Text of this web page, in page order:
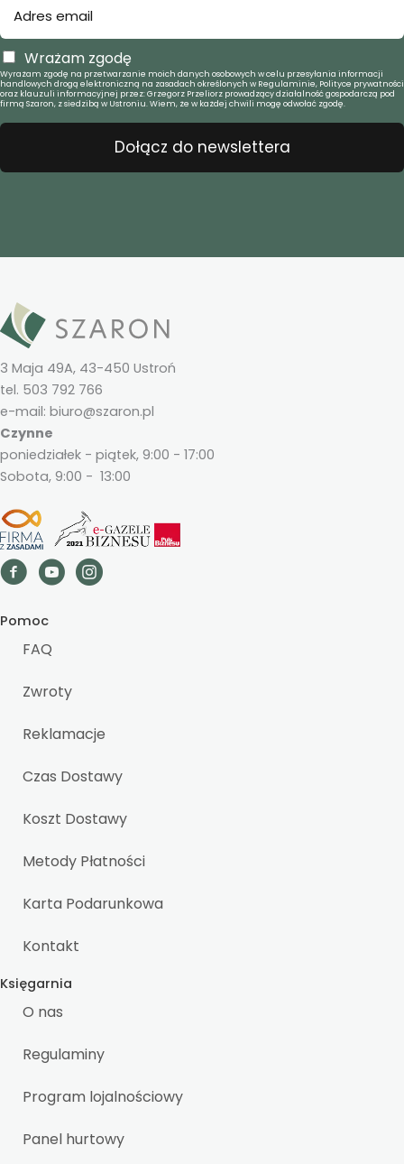
Wrażam zgodę
Wyrażam zgodę na przetwarzanie moich danych osobowych w celu przesyłania informacji
handlowych drogą elektroniczną na zasadach określonych w Regulaminie, Polityce prywatności
oraz klauzuli informacyjnej przez: Grzegorz Przeliorz prowadzący działalność gospodarczą pod
firmą Szaron, z siedzibą w Ustroniu. Wiem, że w każdej chwili mogę odwołać zgodę.
Dołącz do newslettera
3 Maja 49A, 43-450 Ustroń
tel. 503 792 766
e-mail: biuro@szaron.pl
Czynne
poniedziałek - piątek, 9:00 - 17:00
Sobota, 9:00 - 13:00
Pomoc
FAQ
Zwroty
Reklamacje
Czas Dostawy
Koszt Dostawy
Metody Płatności
Karta Podarunkowa
Kontakt
Księgarnia
O nas
Regulaminy
Program lojalnościowy
Panel hurtowy